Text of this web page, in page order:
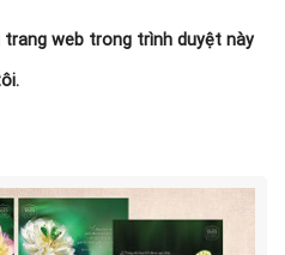
trang web trong trình duyệt này